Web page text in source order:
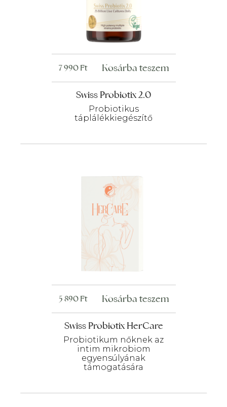
Swiss Probiotix 2.0
Probiotikus
táplálékkiegészítő
7 990Ft Kosárba teszem
Swiss Probiotix HerCare
Probiotikum nőknek az
intim mikrobiom
egyensúlyának
támogatására
5 890Ft Kosárba teszem